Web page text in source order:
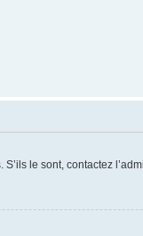
le sont, contactez